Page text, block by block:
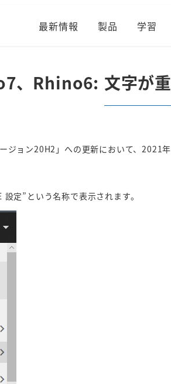
最新情報 製品 学習
、Rhino6: 文字が
ョン20H2」への更新において、2021
定”という名称で表示されます。